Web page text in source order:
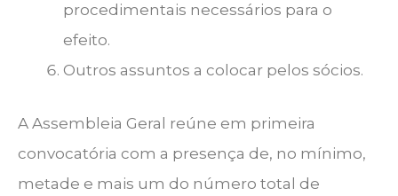
procedimentais necessários para o
efeito.
Outros assuntos a colocar pelos sócios.
A Assembleia Geral reúne em primeira
convocatória com a presença de, no mínimo,
metade e mais um do número total de